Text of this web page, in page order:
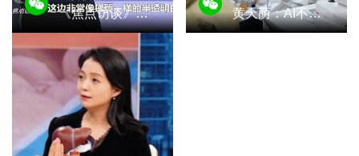
《焦点访谈》报道生物医学工程学院戴小川团队活体生物电子学实验室的脑机接口之路 黄天荫：AI不会取代医生，但会改变医生